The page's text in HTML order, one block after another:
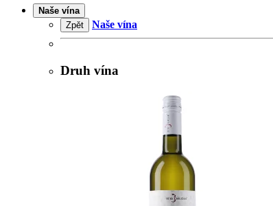
Naše vína
Zpět
Naše vína
Druh vína